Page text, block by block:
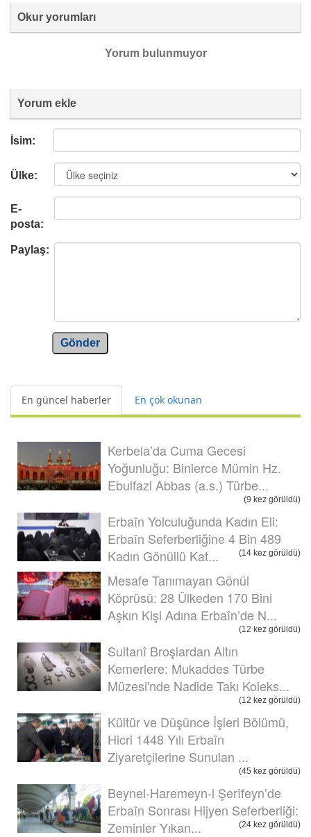
Okur yorumları
Yorum bulunmuyor
Yorum ekle
İsim:
Ülke:
E-
posta:
Paylaş:
Gönder
En güncel haberler En çok okunan
Kerbela’da Cuma Gecesi
Yoğunluğu: Binlerce Mümin Hz.
Ebulfazl Abbas (a.s.) Türbe...
(9 kez görüldü)
Erbaîn Yolculuğunda Kadın Eli:
Erbaîn Seferberliğine 4 Bin 489
Kadın Gönüllü Kat...
(14 kez görüldü)
Mesafe Tanımayan Gönül
Köprüsü: 28 Ülkeden 170 Bini
Aşkın Kişi Adına Erbaîn’de N...
(12 kez görüldü)
Sultanî Broşlardan Altın
Kemerlere: Mukaddes Türbe
Müzesi'nde Nadide Takı Koleks...
(12 kez görüldü)
Kültür ve Düşünce İşleri Bölümü,
Hicri 1448 Yılı Erbaîn
Ziyaretçilerine Sunulan ...
(45 kez görüldü)
Beynel-Haremeyn-i Şerîfeyn’de
Erbaîn Sonrası Hijyen Seferberliği:
Zeminler Yıkan...
(24 kez görüldü)